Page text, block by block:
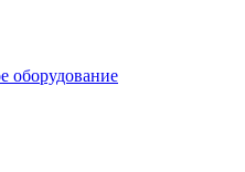
оборудование